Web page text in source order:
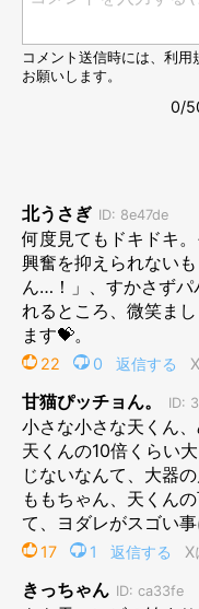
そして運命の瞬間がやっ
その日ももは、大好きな
揚々と帰ってきました。
「ただいまー！」といつ
ん！？何か変。